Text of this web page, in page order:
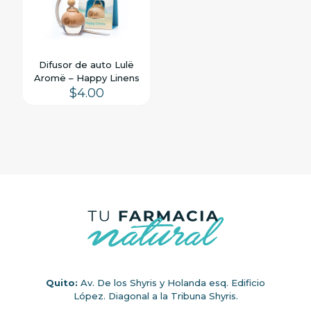
Difusor de auto Lulë
Aromë – Happy Linens
$4.00
Quito: Av. De los Shyris y Holanda esq. Edificio
López. Diagonal a la Tribuna Shyris.